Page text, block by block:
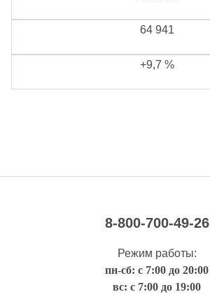
64 941
+9,7 %
8-800-700-49-26
Режим работы:
пн-сб: с 7:00 до 20:00
вс: с 7:00 до 19:00